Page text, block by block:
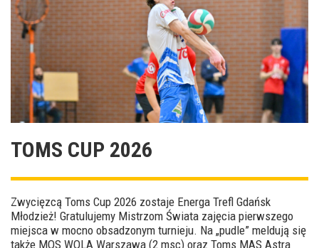
TOMS CUP 2026
Zwycięzcą Toms Cup 2026 zostaje Energa Trefl Gdańsk
Młodzież! Gratulujemy Mistrzom Świata zajęcia pierwszego
miejsca w mocno obsadzonym turnieju. Na „pudle” meldują się
także MOS WOLA Warszawa (2 msc) oraz Toms MAS Astra